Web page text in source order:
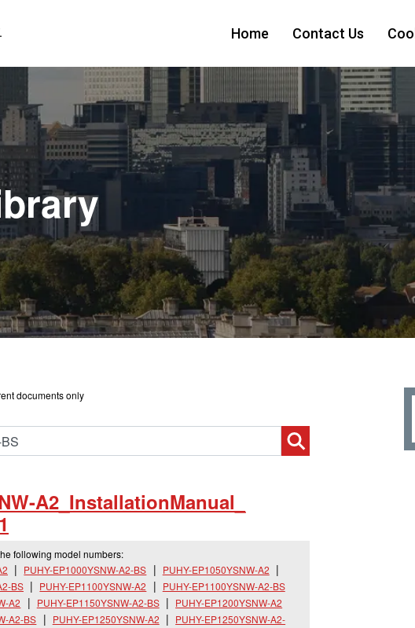
Home Contact Us
documents only
A2_ InstallationManual_
following model numbers:
PUHY-EP1000YSNW-A2-BS
PUHY-EP1050YSNW-A2
BS
PUHY-EP1100YSNW-A2
PUHY-EP1100YSNW-A2-BS
A2
PUHY-EP1150YSNW-A2-BS
PUHY-EP1200YSNW-A2
A2-BS
PUHY-EP1250YSNW-A2
PUHY-EP1250YSNW-A2-